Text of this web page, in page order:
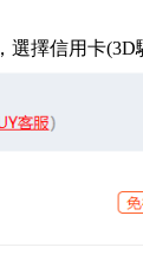
，選擇信用卡(3D